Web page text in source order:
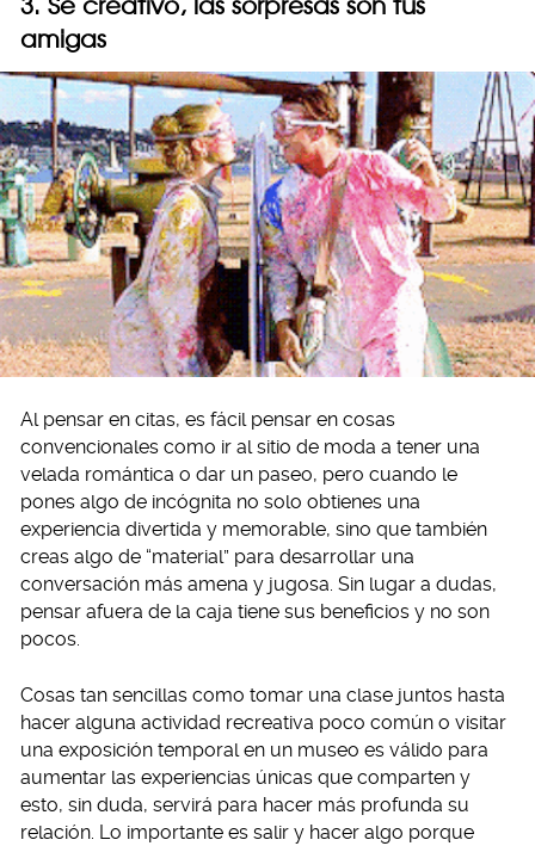
amigas
Al pensar en citas, es fácil pensar en cosas
convencionales como ir al sitio de moda a tener una
velada romántica o dar un paseo, pero cuando le
pones algo de incógnita no solo obtienes una
experiencia divertida y memorable, sino que también
creas algo de “material” para desarrollar una
conversación más amena y jugosa. Sin lugar a dudas,
pensar afuera de la caja tiene sus beneficios y no son
pocos.
Cosas tan sencillas como tomar una clase juntos hasta
hacer alguna actividad recreativa poco común o visitar
una exposición temporal en un museo es válido para
aumentar las experiencias únicas que comparten y
esto, sin duda, servirá para hacer más profunda su
relación. Lo importante es salir y hacer algo porque